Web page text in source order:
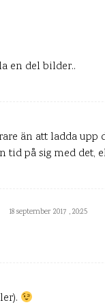
en del bilder..
än att ladda
tid på sig med det,
18 september 2017 , 20:25